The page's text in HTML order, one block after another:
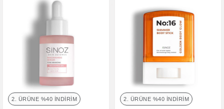
2. ÜRÜNE %40 İNDIRIM 2. ÜRÜNE %40 İNDIRIM